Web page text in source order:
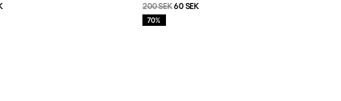
:
Originalpris:
200 SEKReapris
60 SEK
Rea:
70%